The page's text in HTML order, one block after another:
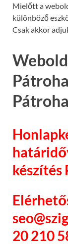
Mielőtt a
különböző
Csak akkor
készítés
20 210